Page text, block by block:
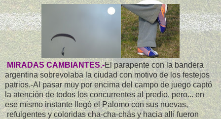
MIRADAS CAMBIANTES.-El parapente con la bandera
argentina sobrevolaba la ciudad con motivo de los festejos
patrios.-Al pasar muy por encima del campo de juego captó
la atención de todos los concurrentes al predio, pero... en
ese mismo instante llegó el Palomo con sus nuevas,
refulgentes y coloridas cha-cha-chás y hacia allí fueron